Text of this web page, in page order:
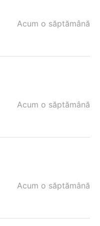
Acum o săptămână
Acum o săptămână
Acum o săptămână